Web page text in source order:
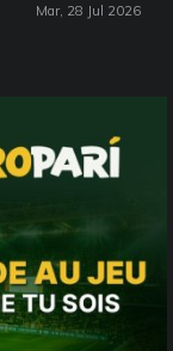
Mar, 28 Jul 2026